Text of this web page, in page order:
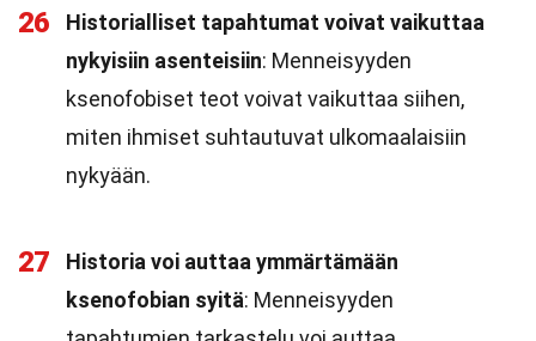
26
Historialliset tapahtumat voivat vaikuttaa
nykyisiin asenteisiin: Menneisyyden
ksenofobiset teot voivat vaikuttaa siihen,
miten ihmiset suhtautuvat ulkomaalaisiin
nykyään.
27
Historia voi auttaa ymmärtämään
ksenofobian syitä: Menneisyyden